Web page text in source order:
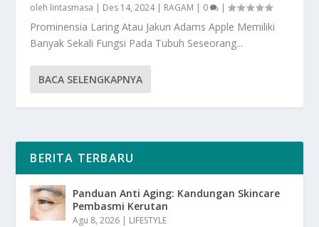
oleh lintasmasa | Des 14, 2024| RAGAM | 0 |
Prominensia Laring Atau Jakun Adams Apple Memiliki
Banyak Sekali Fungsi Pada Tubuh Seseorang...
BACA SELENGKAPNYA
BERITA TERBARU
Panduan Anti Aging: Kandungan Skincare
Pembasmi Kerutan
Agu 8, 2026 | LIFESTYLE